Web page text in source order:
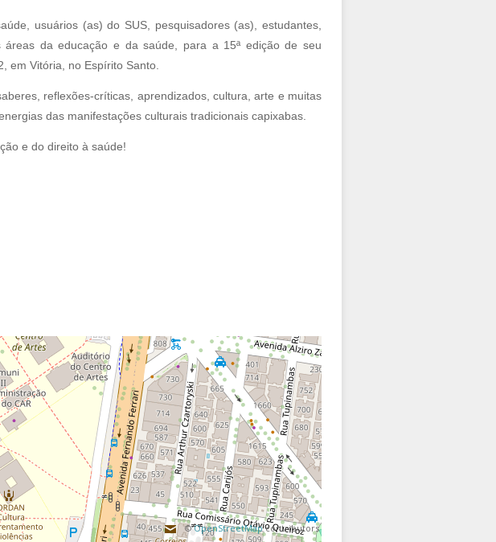
usuários (as) do SUS, pesquisadores (as), estudantes,
da educação e da saúde, para a 15ª edição de seu
em Vitória, no Espírito Santo.
reflexões-críticas, aprendizados, cultura, arte e muitas
das manifestações culturais tradicionais capixabas.
e do direito à saúde!
©OpenStreetMapcontributors